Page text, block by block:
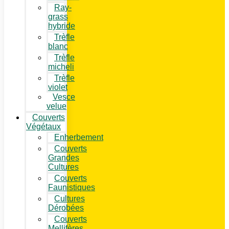
Ray-
grass
hybride
Trèfle
blanc
Trèfle
micheli
Trèfle
violet
Vesce
velue
Couverts
Végétaux
Enherbement
Couverts
Grandes
Cultures
Couverts
Faunistiques
Cultures
Dérobées
Couverts